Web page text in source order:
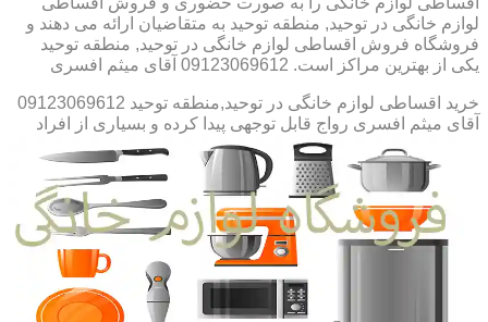
لوازم خانگی در توحید, منطقه توحید به متقاضیان ارائه می دهند و
فروشگاه فروش اقساطی لوازم خانگی در توحید, منطقه توحید
یکی از بهترین مراکز است. 09123069612 آقای میثم افسری
خرید اقساطی لوازم خانگی در توحید,منطقه توحید 09123069612
آقای میثم افسری رواج قابل توجهی پیدا کرده و بسیاری از افراد